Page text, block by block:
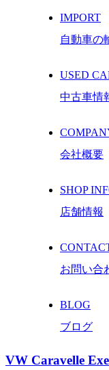
IMPORT
自動車の
USED
中古車情
会社概要
SHOP
店舗情報
お問い合
BLOG
ブログ
VW Caravelle